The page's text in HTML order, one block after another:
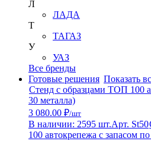
Л
ЛАДА
Т
ТАГАЗ
У
УАЗ
Все бренды
Готовые решения Показать
Стенд с образцами ТОП 100
30 металла)
3 080.00 ₽/шт
В наличии: 2595 шт.Арт. St50
100 автокрепежа с запасом